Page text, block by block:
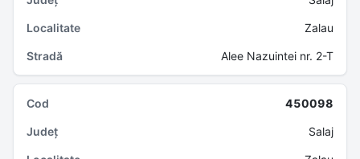
Zalau
Alee Nazuintei nr. 2-T
450098
Salaj